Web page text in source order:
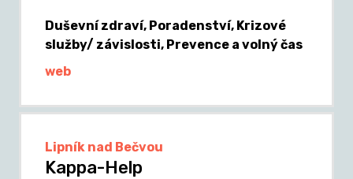
Duševní zdraví, Poradenství, Krizové
služby/ závislosti, Prevence a volný čas
web
Lipník nad Bečvou
Kappa-Help